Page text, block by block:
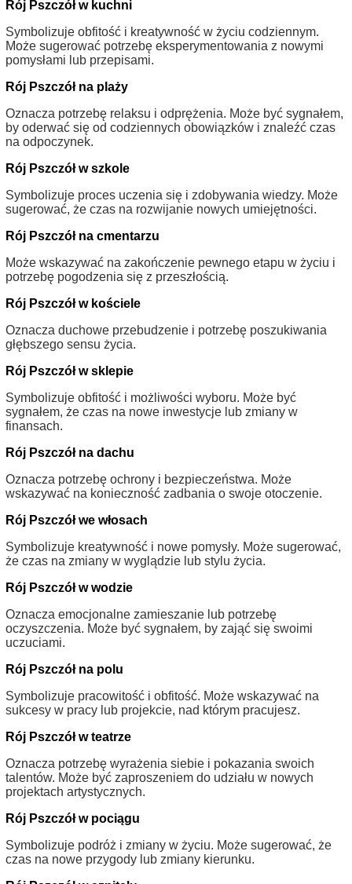
Rój Pszczół w kuchni
Symbolizuje obfitość i kreatywność w życiu codziennym.
Może sugerować potrzebę eksperymentowania z nowymi
pomysłami lub przepisami.
Rój Pszczół na plaży
Oznacza potrzebę relaksu i odprężenia. Może być sygnałem,
by oderwać się od codziennych obowiązków i znaleźć czas
na odpoczynek.
Rój Pszczół w szkole
Symbolizuje proces uczenia się i zdobywania wiedzy. Może
sugerować, że czas na rozwijanie nowych umiejętności.
Rój Pszczół na cmentarzu
Może wskazywać na zakończenie pewnego etapu w życiu i
potrzebę pogodzenia się z przeszłością.
Rój Pszczół w kościele
Oznacza duchowe przebudzenie i potrzebę poszukiwania
głębszego sensu życia.
Rój Pszczół w sklepie
Symbolizuje obfitość i możliwości wyboru. Może być
sygnałem, że czas na nowe inwestycje lub zmiany w
finansach.
Rój Pszczół na dachu
Oznacza potrzebę ochrony i bezpieczeństwa. Może
wskazywać na konieczność zadbania o swoje otoczenie.
Rój Pszczół we włosach
Symbolizuje kreatywność i nowe pomysły. Może sugerować,
że czas na zmiany w wyglądzie lub stylu życia.
Rój Pszczół w wodzie
Oznacza emocjonalne zamieszanie lub potrzebę
oczyszczenia. Może być sygnałem, by zająć się swoimi
uczuciami.
Rój Pszczół na polu
Symbolizuje pracowitość i obfitość. Może wskazywać na
sukcesy w pracy lub projekcie, nad którym pracujesz.
Rój Pszczół w teatrze
Oznacza potrzebę wyrażenia siebie i pokazania swoich
talentów. Może być zaproszeniem do udziału w nowych
projektach artystycznych.
Rój Pszczół w pociągu
Symbolizuje podróż i zmiany w życiu. Może sugerować, że
czas na nowe przygody lub zmiany kierunku.